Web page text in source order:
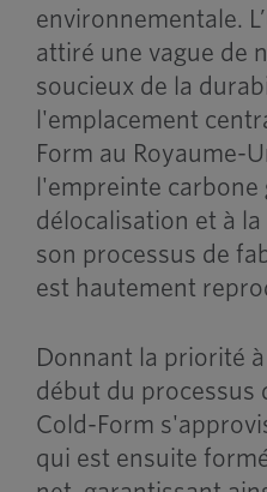
environnementale.
attiré une vague de
soucieux de la
l'emplacement
Form au Royaume-
l'empreinte carbone
délocalisation et à
son processus de
est hautement
Donnant la priorité
début du processus
Cold-Form
qui est ensuite